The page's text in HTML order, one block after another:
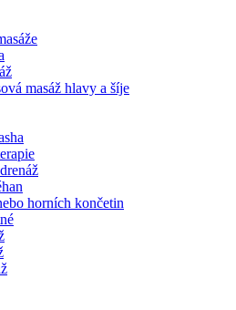
masáž hlavy a šíje
horních končetin